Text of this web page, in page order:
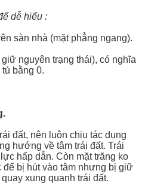
dễ hiểu :
sàn nhà (mặt phẳng ngang).
nguyên trạng thái), có nghĩa
bằng 0.
đất, nên luôn chịu tác dụng
hướng về tâm trái đất. Trái
hấp dẫn. Còn mặt trăng ko
bị hút vào tâm nhưng bị giữ
xung quanh trái đất.